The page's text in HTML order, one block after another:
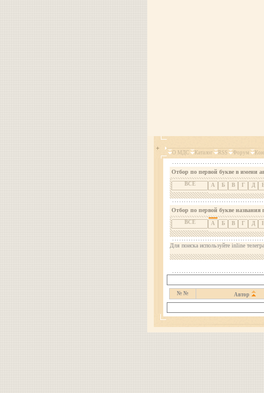
О МДС Каталог RSS Форум
Отбор по первой букве в имени
ВСЕ А Б В Г Д
Отбор по первой букве названия
ВСЕ А Б В Г Д
Для поиска используйте inline
№ № Автор